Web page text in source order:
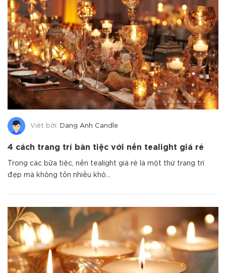
Viết bởi: Dang Anh Candle
4 cách trang trí bàn tiệc với nến tealight giá rẻ
Trong các bữa tiệc, nến tealight giá rẻ là một thứ trang trí
đẹp mà không tốn nhiều khô...